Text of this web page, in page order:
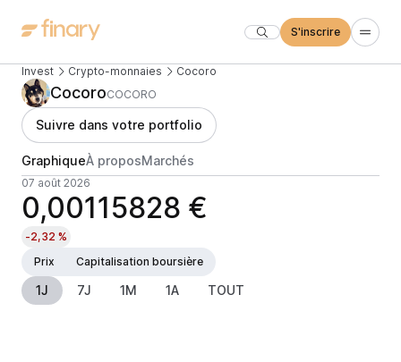
S'inscrire
Invest Crypto-monnaies Cocoro
CocoroCOCORO
Suivre dans votre portfolio
GraphiqueÀ proposMarchés
07 août 2026
0,00115828 €
-2,32 %
Prix
Capitalisation boursière
1J 7J 1M 1A TOUT